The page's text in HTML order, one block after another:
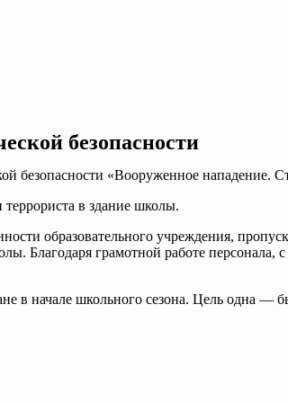
безопасности
безопасности «Вооруженное нападение.
в здание школы.
образовательного учреждения,
Благодаря грамотной работе
в начале школьного сезона. Цель одна —